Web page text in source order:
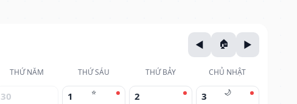
THỨ NĂM THỨ SÁU THỨ BẢY CHỦ NHẬT
30 ⭐
1 2 🌙
3